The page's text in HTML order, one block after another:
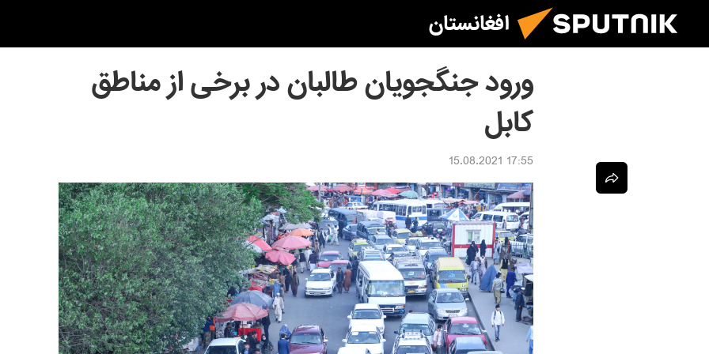
افغانستان
ورود جنگجویان طالبان در برخی از مناطق
کابل
17:55 15.08.2021